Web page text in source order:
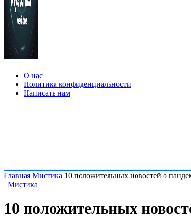
О нас
Политика конфиденциальности
Написать нам
Главная Мистика 10 положительных новостей о
Мистика
10 положительных